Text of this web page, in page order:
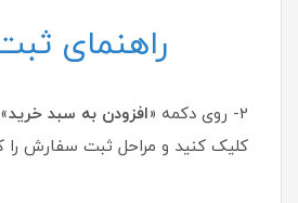
راهنمای
2- روی دکمه « افزودن به سبد خرید
کلیک کنید و مراحل ثبت سفارش را